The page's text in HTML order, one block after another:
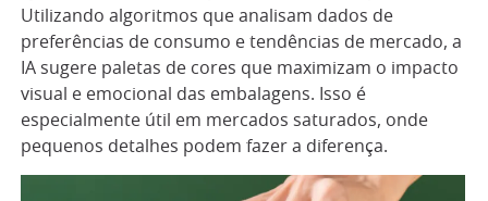
Utilizando algoritmos que analisam dados de
preferências de consumo e tendências de mercado, a
IA sugere paletas de cores que maximizam o impacto
visual e emocional das embalagens. Isso é
especialmente útil em mercados saturados, onde
pequenos detalhes podem fazer a diferença.